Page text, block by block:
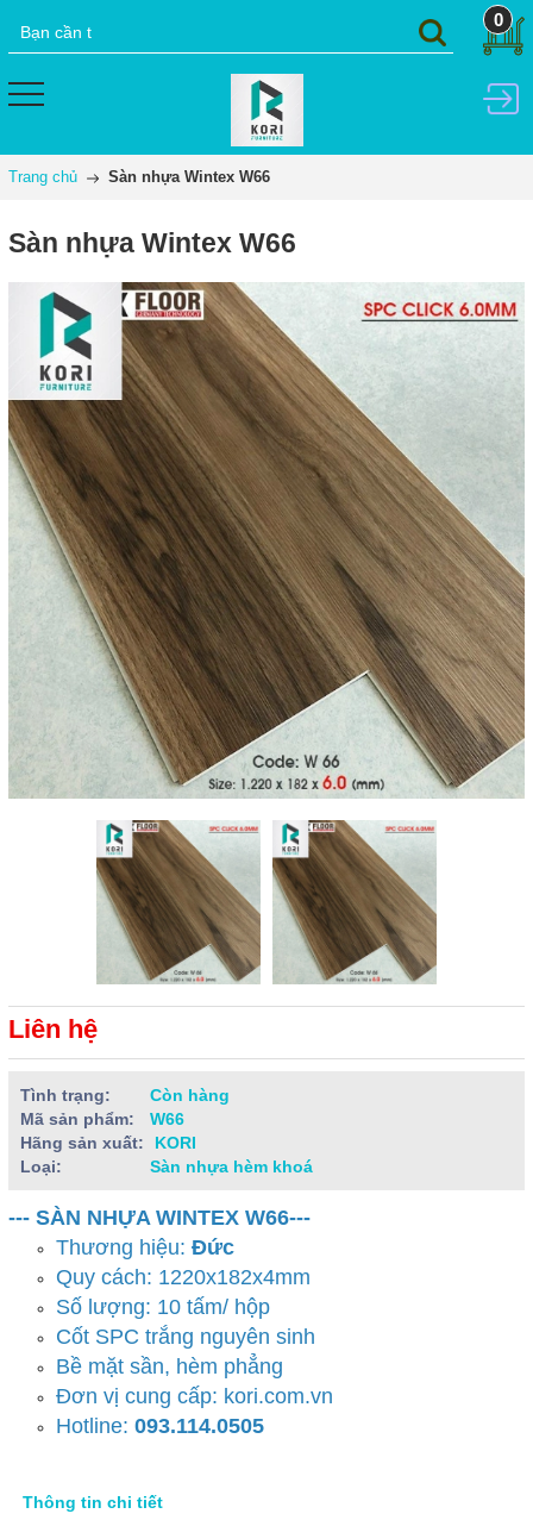
0
Trang chủ Sàn nhựa Wintex W66
Sàn nhựa Wintex W66
Liên hệ
Tình trạng:
Còn hàng
Mã sản phẩm:
W66
Hãng sản xuất:
KORI
Loại:
Sàn nhựa hèm khoá
--- SÀN NHỰA WINTEX W66---
Thương hiệu: Đức
Quy cách: 1220x182x4mm
Số lượng: 10 tấm/ hộp
Cốt SPC trắng nguyên sinh
Bề mặt sần, hèm phẳng
Đơn vị cung cấp: kori.com.vn
Hotline: 093.114.0505
Thông tin chi tiết